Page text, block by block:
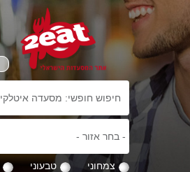
צמחוני טבעוני